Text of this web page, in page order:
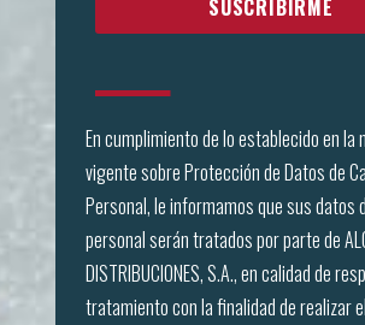
En cumplimiento de lo establecido en la
vigente sobre Protección de Datos de
Personal, le informamos que sus datos
personal serán tratados por parte de
DISTRIBUCIONES, S.A., en calidad de
tratamiento con la finalidad de realizar